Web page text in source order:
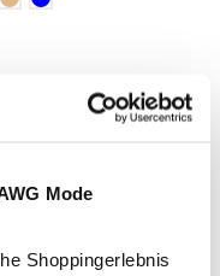
Mode
Shoppingerlebnis
Capri Hose in Slim Fit